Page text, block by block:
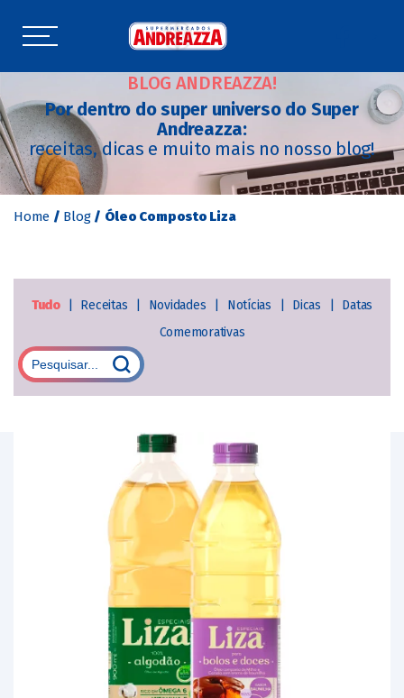
BLOG ANDREAZZA!
Por dentro do super universo do Super
Andreazza:
receitas, dicas e muito mais no nosso blog!
Home / Blog / Óleo Composto Liza
Tudo Receitas Novidades Notícias Dicas
Datas
Comemorativas